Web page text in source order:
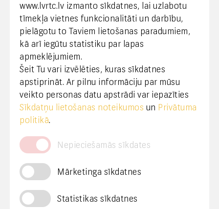
www.lvrtc.lv izmanto sīkdatnes, lai uzlabotu
tīmekļa vietnes funkcionalitāti un darbību,
pielāgotu to Taviem lietošanas paradumiem,
kā arī iegūtu statistiku par lapas
apmeklējumiem.
Šeit Tu vari izvēlēties, kuras sīkdatnes
apstiprināt. Ar pilnu informāciju par mūsu
veikto personas datu apstrādi var iepazīties
Sīkdatņu lietošanas noteikumos un Privātuma
politikā.
Nepieciešamās sīkdates
Mārketinga sīkdatnes
Statistikas sīkdatnes
+371 67108787
Medijiem
+371 29665001
vineta.sprugaine@lvrtc.lv
© VAS Latvijas Valsts radio un televīzijas centrs,
Privātuma politika